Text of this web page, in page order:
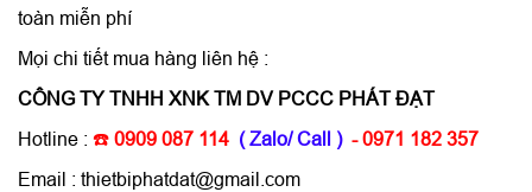
toàn miễn phí
Mọi chi tiết mua hàng liên hệ :
CÔNG TY TNHH XNK TM DV PCCC PHÁT ĐẠT
Hotline : ☎️ 0909 087 114 ( Zalo/ Call ) - 0971 182 357
Email : thietbiphatdat@gmail.com